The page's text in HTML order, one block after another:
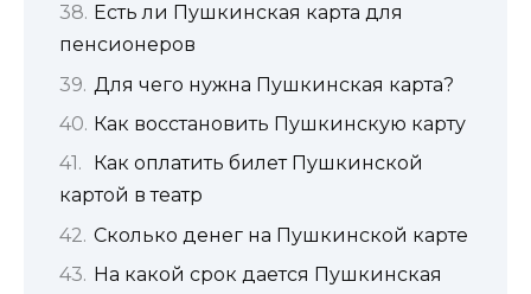
Есть ли Пушкинская карта для
пенсионеров
Для чего нужна Пушкинская карта?
Как восстановить Пушкинскую карту
Как оплатить билет Пушкинской
картой в театр
Сколько денег на Пушкинской карте
На какой срок дается Пушкинская